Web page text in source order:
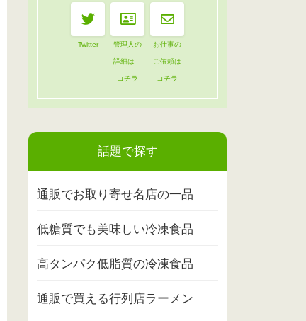
Twitter 管理人の
詳細は
コチラ
お仕事の
ご依頼は
コチラ
話題で探す
通販でお取り寄せ名店の一品
低糖質でも美味しい冷凍食品
高タンパク低脂質の冷凍食品
通販で買える行列店ラーメン